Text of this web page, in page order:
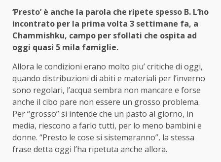
‘Presto’ è anche la parola che ripete spesso B. L’ho
incontrato per la prima volta 3 settimane fa, a
Chammishku, campo per sfollati che ospita ad
oggi quasi 5 mila famiglie.
Allora le condizioni erano molto piu’ critiche di oggi,
quando distribuzioni di abiti e materiali per l’inverno
sono regolari, l’acqua sembra non mancare e forse
anche il cibo pare non essere un grosso problema.
Per “grosso” si intende che un pasto al giorno, in
media, riescono a farlo tutti, per lo meno bambini e
donne. “Presto le cose si sistemeranno”, la stessa
frase detta oggi l’ha ripetuta anche allora.